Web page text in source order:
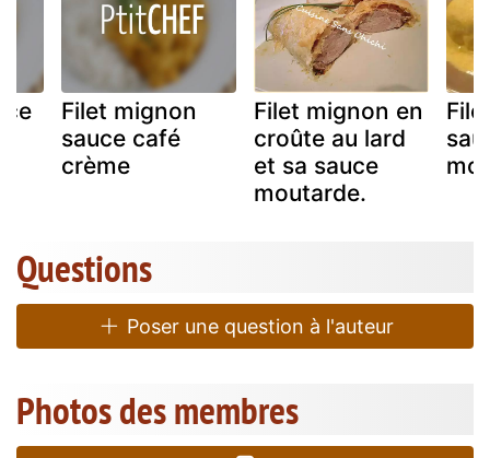
Filet mignon
sauce café
crème
Filet mignon en
croûte au lard
et sa sauce
moutarde.
Questions
Poser une question à l'auteur
Photos des membres